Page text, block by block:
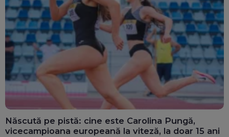
Născută pe pistă: cine este Carolina Pungă,
vicecampioana europeană la viteză, la doar 15 ani